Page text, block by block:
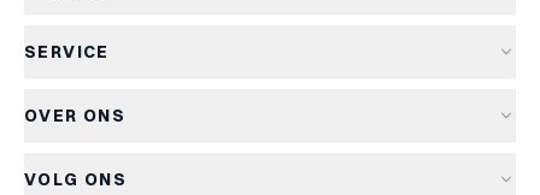
Nieuwe spellen
SERVICE
Retourneren
OVER ONS
VOLG ONS